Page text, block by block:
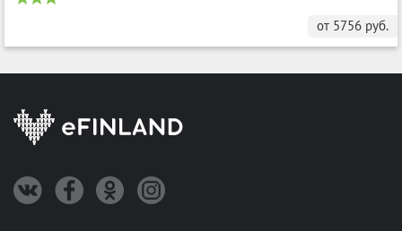
от 5756 руб.